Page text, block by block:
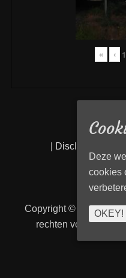
« ‹ 1
Disclaimer
Copyright © 2026
rechten
Deze
cookies
OKEY!